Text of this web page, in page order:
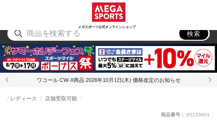
メガスポーツ公式オンラインショップ
アウトドア
検索
ワコール CW-X商品 2026年10月1日(木) 価格改定のお知らせ
レディース 店舗受取可能
商品番号： 85133601